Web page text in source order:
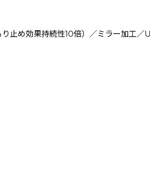
止め効果持続性10倍）／ミラー加工／